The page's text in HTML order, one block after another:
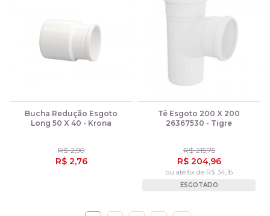
Tê Esgoto 200 X 200
26367530 - Tigre
R$ 215,75
R$ 204,96
ou até 6x de R$ 34,16
ESGOTADO
Bucha Redução Esgoto
Long 50 X 40 - Krona
R$ 2,90
R$ 2,76